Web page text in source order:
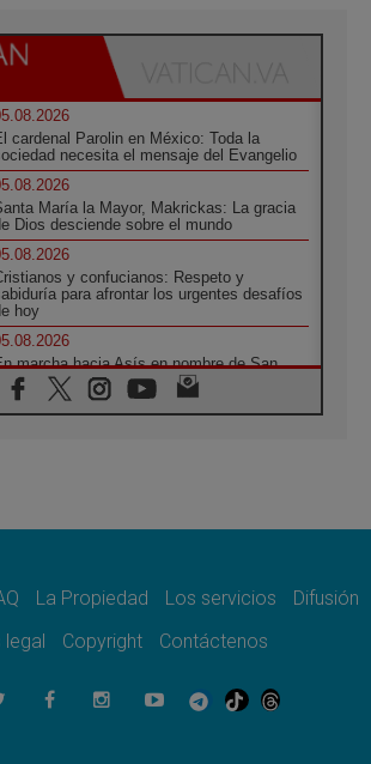
cardenal Parolin en México: Toda la
necesita el mensaje del Evangelio
María la Mayor, Makrickas: La gracia
Dios desciende sobre el mundo
y confucianos: Respeto y
para afrontar los urgentes desafíos
hoy
marcha hacia Asís en nombre de San
Francisco, a la espera de León
bendicen la guerra
Ataque masivo en Kyiv durante la
05.08.2026
"La visita del Papa a Argentina
La Propiedad Los servicios
Difusión
Copyright Contáctenos